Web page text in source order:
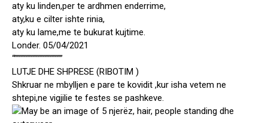
aty ku linden,per te ardhmen enderrime,
aty,ku e cilter ishte rinia,
aty ku lame,me te bukurat kujtime.
Londer. 05/04/2021
“””””””””””””””””””””
LUTJE DHE SHPRESE (RIBOTIM )
Shkruar ne mbylljen e pare te kovidit ,kur isha vetem ne
shtepi,ne vigjilie te festes se pashkeve.